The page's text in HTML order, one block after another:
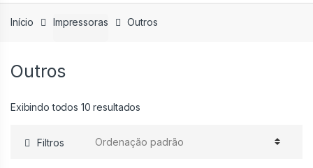
Início Impressoras Outros
Outros
Exibindo todos 10 resultados
Filtros